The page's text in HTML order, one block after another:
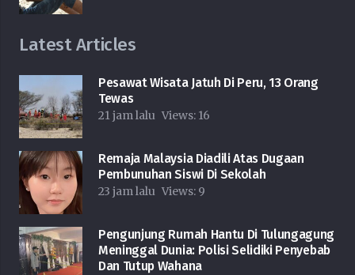
Latest Articles
Pesawat Wisata Jatuh Di Peru, 13 Orang
Tewas
21 jam lalu Views: 16
Remaja Malaysia Diadili Atas Dugaan
Pembunuhan Siswi Di Sekolah
23 jam lalu Views: 9
Pengunjung Rumah Hantu Di Tulungagung
Meninggal Dunia: Polisi Selidiki Penyebab
Dan Tutup Wahana